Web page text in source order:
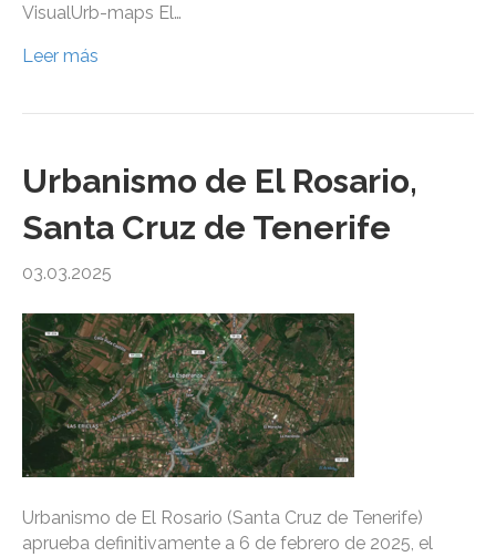
VisualUrb-maps El…
Leer más
Urbanismo de El Rosario,
Santa Cruz de Tenerife
03.03.2025
Urbanismo de El Rosario (Santa Cruz de Tenerife)
aprueba definitivamente a 6 de febrero de 2025, el